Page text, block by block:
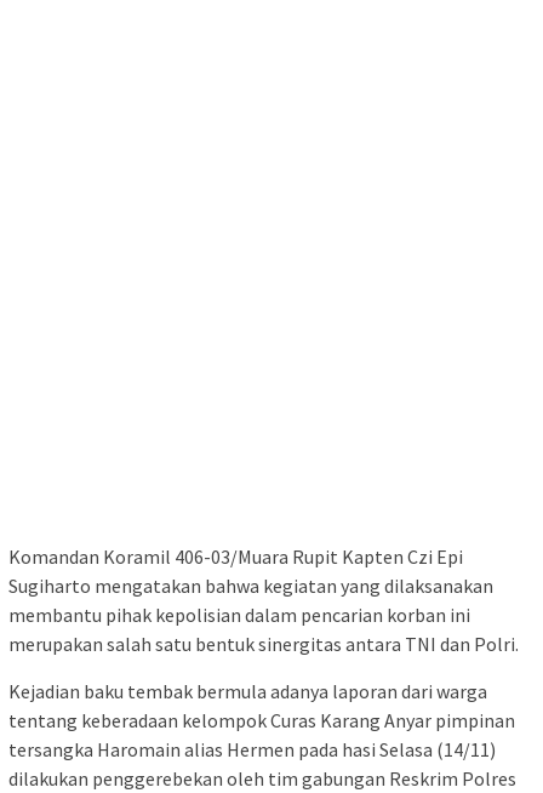
Komandan Koramil 406-03/Muara Rupit Kapten Czi Epi
Sugiharto mengatakan bahwa kegiatan yang dilaksanakan
membantu pihak kepolisian dalam pencarian korban ini
merupakan salah satu bentuk sinergitas antara TNI dan Polri.
Kejadian baku tembak bermula adanya laporan dari warga
tentang keberadaan kelompok Curas Karang Anyar pimpinan
tersangka Haromain alias Hermen pada hasi Selasa (14/11)
dilakukan penggerebekan oleh tim gabungan Reskrim Polres